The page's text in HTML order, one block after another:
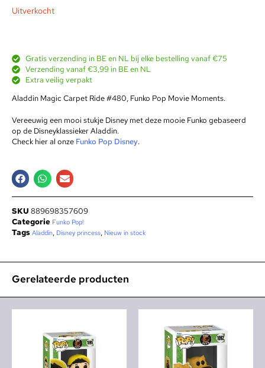
Uitverkocht
Gratis verzending in BE en NL bij elke bestelling vanaf €75
Verzending vanaf €3,99 in BE en NL
Extra veilig verpakt
Aladdin Magic Carpet Ride #480, Funko Pop Movie Moments.
Vereeuwig een mooi stukje Disney met deze mooie Funko gebaseerd
op de Disneyklassieker Aladdin.
Check hier al onze Funko Pop Disney.
SKU 889698357609
Categorie Funko Pop!
Tags Aladdin, Disney princess, Nieuw in stock
Gerelateerde producten